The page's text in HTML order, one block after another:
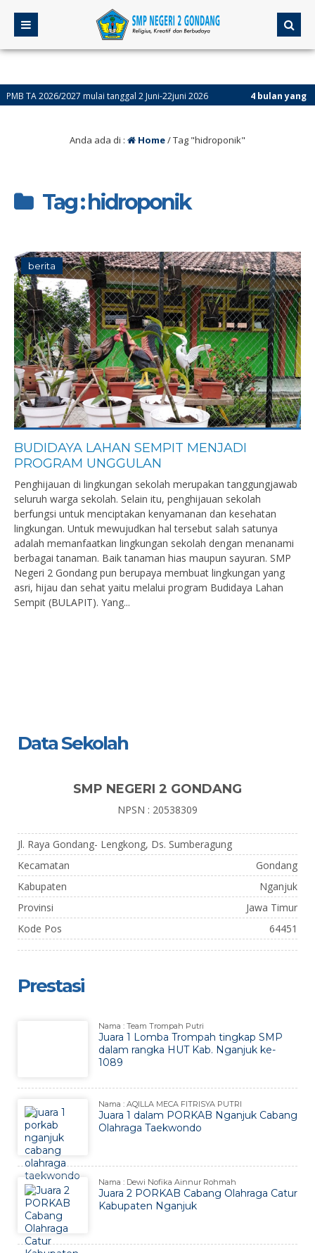
TA 2026/2027 mulai tanggal 2 Juni-22juni 2026 4 bulan yang lalu/
Anda ada di : Home/Tag "hidroponik"
Tag : hidroponik
berita
BUDIDAYA LAHAN SEMPIT MENJADI
PROGRAM UNGGULAN
Penghijauan di lingkungan sekolah merupakan tanggungjawab
seluruh warga sekolah. Selain itu, penghijauan sekolah
berfungsi untuk menciptakan kenyamanan dan kesehatan
lingkungan. Untuk mewujudkan hal tersebut salah satunya
adalah memanfaatkan lingkungan sekolah dengan menanami
berbagai tanaman. Baik tanaman hias maupun sayuran. SMP
Negeri 2 Gondang pun berupaya membuat lingkungan yang
asri, hijau dan sehat yaitu melalui program Budidaya Lahan
Sempit (BULAPIT). Yang...
Data Sekolah
SMP NEGERI 2 GONDANG
NPSN : 20538309
Jl. Raya Gondang- Lengkong, Ds. Sumberagung
Kecamatan
Gondang
Kabupaten
Nganjuk
Provinsi
Jawa Timur
Kode Pos
64451
Prestasi
Nama : Team Trompah Putri
Juara 1 Lomba Trompah tingkap SMP
dalam rangka HUT Kab. Nganjuk ke-
1089
Nama : AQILLA MECA FITRISYA PUTRI
Juara 1 dalam PORKAB Nganjuk Cabang
Olahraga Taekwondo
Nama : Dewi Nofika Ainnur Rohmah
Juara 2 PORKAB Cabang Olahraga Catur
Kabupaten Nganjuk